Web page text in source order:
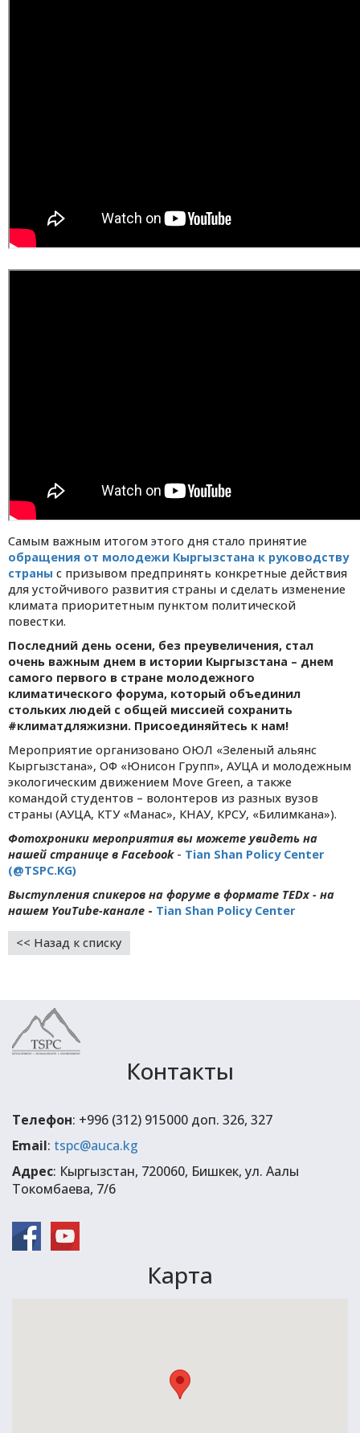
Самым важным итогом этого дня стало принятие
обращения от молодежи Кыргызстана к руководству
страны с призывом предпринять конкретные действия
для устойчивого развития страны и сделать изменение
климата приоритетным пунктом политической
повестки.
Последний день осени, без преувеличения, стал
очень важным днем в истории Кыргызстана – днем
самого первого в стране молодежного
климатического форума, который объединил
стольких людей с общей миссией сохранить
#климатдляжизни. Присоединяйтесь к нам!
Мероприятие организовано ОЮЛ «Зеленый альянс
Кыргызстана», ОФ «Юнисон Групп», АУЦА и молодежным
экологическим движением Move Green, а также
командой студентов – волонтеров из разных вузов
страны (АУЦА, КТУ «Манас», КНАУ, КРСУ, «Билимкана»).
Фотохроники мероприятия вы можете увидеть на
нашей странице в Facebook- Tian Shan Policy Center
(@TSPC.KG)
Выступления спикеров на форуме в формате TEDx - на
нашем YouTube-канале - Tian Shan Policy Center
<< Назад к списку
Контакты
Телефон: +996 (312) 915000 доп. 326, 327
Email: tspc@auca.kg
Адрес: Кыргызстан, 720060, Бишкек, ул. Аалы
Токомбаева, 7/6
Карта